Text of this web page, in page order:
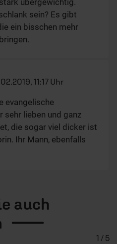
übergewichtig.
sein? Es gibt
ein bisschen mehr
11:17 Uhr
evangelische
sehr lieben und ganz
die sogar viel dicker ist
Ihr Mann, ebenfalls
auch
1 / 5